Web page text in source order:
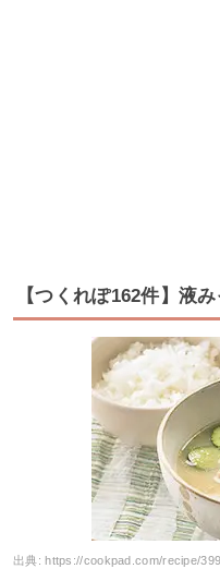
【つくれぽ162件】液
出典:https://cookpad.com/recipe/